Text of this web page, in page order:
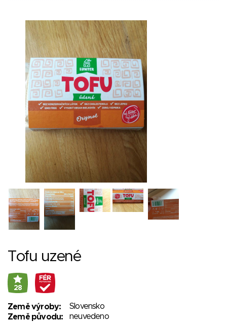
Tofu uzené
28
Země výroby:
Slovensko
Země původu:
neuvedeno